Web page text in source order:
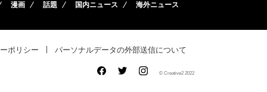
漫画 話題 国内ニュース 海外ニュース
ポリシー パーソナルデータの外部送信について
© Creative2 2022